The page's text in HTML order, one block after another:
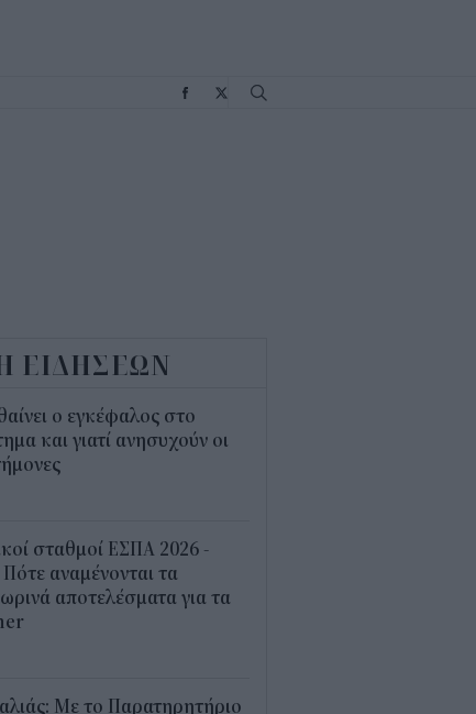
ΕΙΔΗΣΕΩΝ
ο εγκέφαλος στο
και γιατί ανησυχούν οι
σταθμοί ΕΣΠΑ 2026 -
αναμένονται τα
αποτελέσματα για τα
Με το Παρατηρητήριο